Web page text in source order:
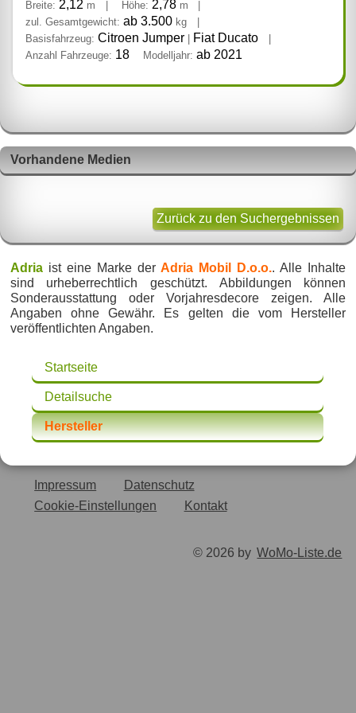
Breite: 2,12 m Höhe: 2,78 m
zul. Gesamtgewicht: ab 3.500 kg
Basisfahrzeug: Citroen Jumper Fiat Ducato
Anzahl Fahrzeuge: 18 Modelljahr: ab 2021
Vorhandene Medien
Zurück zu den Suchergebnissen
Adriaist eine Marke derAdria Mobil D.o.o.. Alle Inhalte
sind urheberrechtlich geschützt. Abbildungen können
Sonderausstattung oder Vorjahresdecore zeigen. Alle
Angaben ohne Gewähr. Es gelten die vom Hersteller
veröffentlichten Angaben.
Startseite
Detailsuche
Hersteller
Impressum
Datenschutz
Cookie-Einstellungen
Kontakt
© 2026 by WoMo-Liste.de